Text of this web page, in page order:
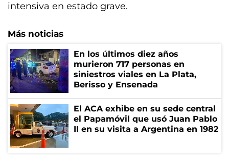
intensiva en estado grave.
Más noticias
En los últimos diez años
murieron 717 personas en
siniestros viales en La Plata,
Berisso y Ensenada
El ACA exhibe en su sede central
el Papamóvil que usó Juan Pablo
II en su visita a Argentina en 1982